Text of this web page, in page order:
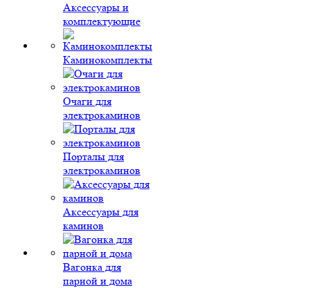
Аксессуары и
комплектующие
Каминокомплекты
Очаги для
электрокаминов
Порталы для
электрокаминов
Аксессуары для
каминов
Вагонка для
парной и дома